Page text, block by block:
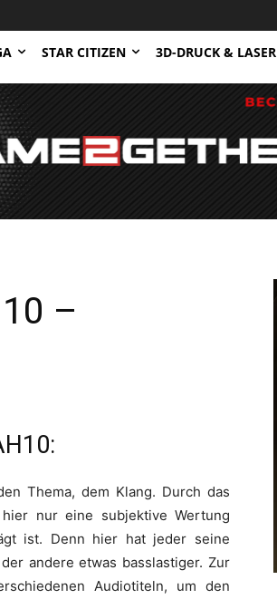
STAR CITIZEN 3D-DRUCK & LASER
–
Thema, dem Klang. Durch das
nur eine subjektive Wertung
ist. Denn hier hat jeder seine
andere etwas basslastiger. Zur
Audiotiteln, um den